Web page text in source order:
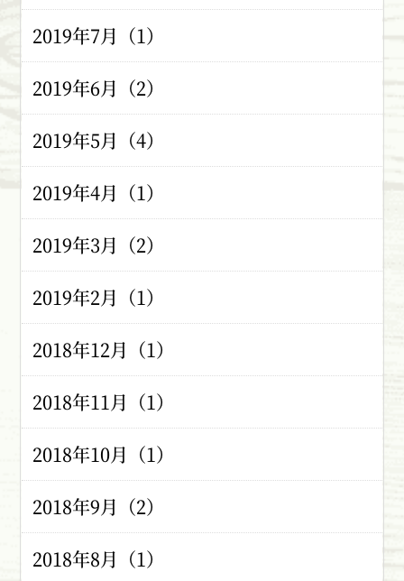
2019年7月（1）
2019年6月（2）
2019年5月（4）
2019年4月（1）
2019年3月（2）
2019年2月（1）
2018年12月（1）
2018年11月（1）
2018年10月（1）
2018年9月（2）
2018年8月（1）